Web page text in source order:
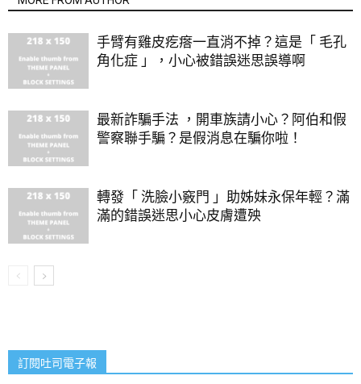
手臂有雞皮疙瘩一直消不掉？這是「 毛孔
角化症 」，小心被錯誤迷思誤導啊
最新詐騙手法 ，開車族請小心？阿伯和假
警察聯手騙？是假消息在騙你啦！
轉發「 洗臉小竅門 」助姊妹永保年輕？滿
滿的錯誤迷思小心皮膚遭殃
訂閱吐司電子報